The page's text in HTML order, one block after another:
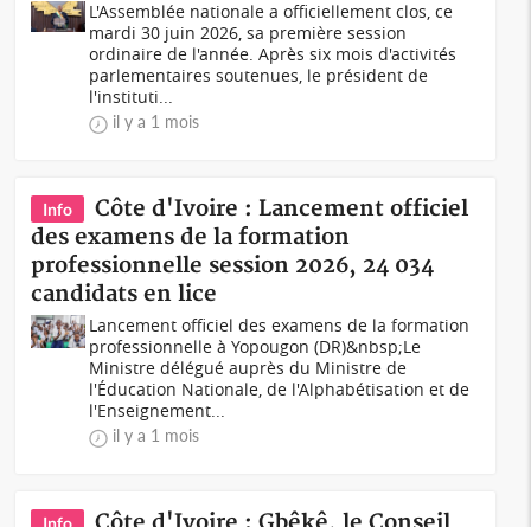
L'Assemblée nationale a officiellement clos, ce
mardi 30 juin 2026, sa première session
ordinaire de l'année. Après six mois d'activités
parlementaires soutenues, le président de
l'instituti...
il y a 1 mois
Info
Côte d'Ivoire : Lancement officiel
des examens de la formation
professionnelle session 2026, 24 034
candidats en lice
Lancement officiel des examens de la formation
professionnelle à Yopougon (DR)&nbsp;Le
Ministre délégué auprès du Ministre de
l'Éducation Nationale, de l'Alphabétisation et de
l'Enseignement...
il y a 1 mois
Info